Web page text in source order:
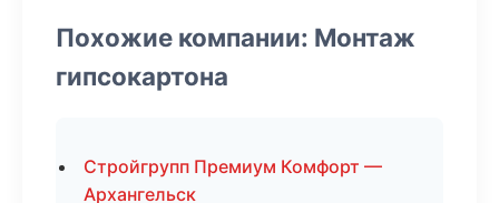
Похожие компании: Монтаж
гипсокартона
Стройгрупп Премиум Комфорт —
Архангельск